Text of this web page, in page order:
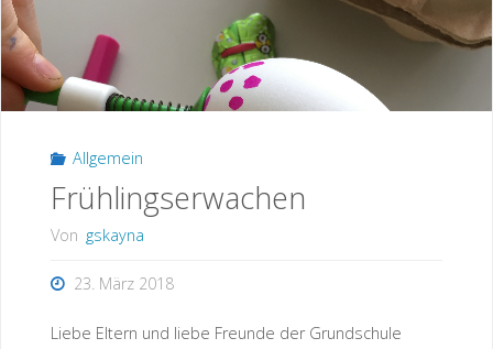
Allgemein
Frühlingserwachen
Von gskayna
23. März 2018
Liebe Eltern und liebe Freunde der Grundschule